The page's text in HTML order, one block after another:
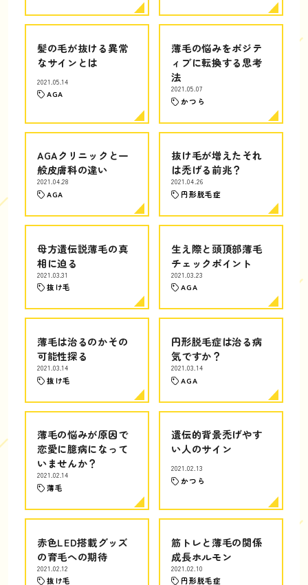
髪の毛が抜ける異常
なサインとは
2021.05.14
AGA
薄毛の悩みをポジテ
ィブに転換する思考
法
2021.05.07
かつら
AGAクリニックと一
般皮膚科の違い
2021.04.28
AGA
抜け毛が増えたそれ
は禿げる前兆？
2021.04.26
円形脱毛症
母方遺伝説薄毛の真
相に迫る
2021.03.31
抜け毛
生え際と頭頂部薄毛
チェックポイント
2021.03.23
AGA
薄毛は治るのかその
可能性探る
2021.03.14
抜け毛
円形脱毛症は治る病
気ですか？
2021.03.14
AGA
薄毛の悩みが原因で
恋愛に臆病になって
いませんか？
2021.02.14
薄毛
遺伝的背景禿げやす
い人のサイン
2021.02.13
かつら
赤色LED搭載グッズ
の育毛への期待
2021.02.12
抜け毛
筋トレと薄毛の関係
成長ホルモン
2021.02.10
円形脱毛症